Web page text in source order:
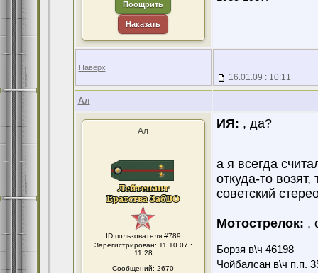
Поощрить
Наказать
Наверх
16.01.09 : 10:11
Ал
Ал
ID пользователя #789
Зарегистрирован: 11.10.07 :
11:28
Сообщений: 2670
ИЯ: , да?
а я всегда
откуда-то
советский
Мотострелок: ,
Борзя в\ч 46198
Чойбалсан в\ч п.п.